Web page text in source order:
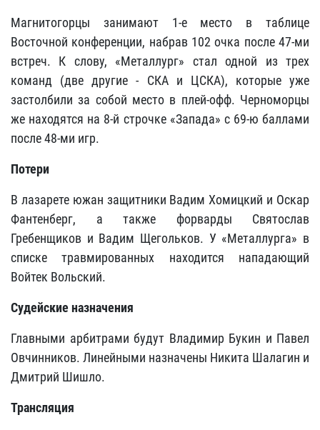
Магнитогорцы занимают 1-е место в таблице
Восточной конференции, набрав 102 очка после 47-ми
встреч. К слову, «Металлург» стал одной из трех
команд (две другие - СКА и ЦСКА), которые уже
застолбили за собой место в плей-офф. Черноморцы
же находятся на 8-й строчке «Запада» с 69-ю баллами
после 48-ми игр.
Потери
В лазарете южан защитники Вадим Хомицкий и Оскар
Фантенберг, а также форварды Святослав
Гребенщиков и Вадим Щегольков. У «Металлурга» в
списке травмированных находится нападающий
Войтек Вольский.
Судейские назначения
Главными арбитрами будут Владимир Букин и Павел
Овчинников. Линейными назначены Никита Шалагин и
Дмитрий Шишло.
Трансляция